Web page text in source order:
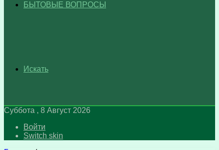
БЫТОВЫЕ ВОПРОСЫ
Искать
Суббота , 8 Август 2026
Войти
Switch skin